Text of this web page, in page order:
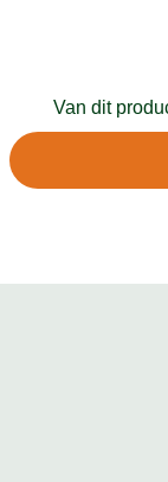
Van dit